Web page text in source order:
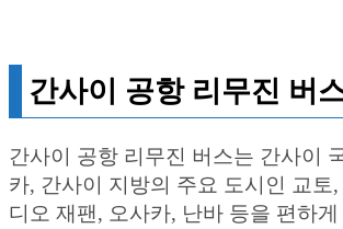
간사이 공항 리무진 버
간사이 공항 리무진 버스는 간사이
카, 간사이 지방의 주요 도시인 교토
디오 재팬, 오사카, 난바 등을 편하